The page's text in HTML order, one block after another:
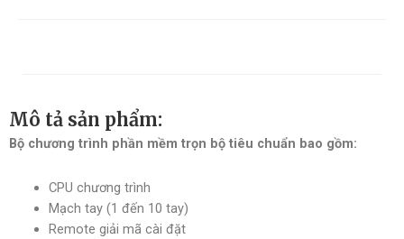
Mô tả sản phẩm:
Bộ chương trình phần mềm trọn bộ tiêu chuẩn bao gồm:
CPU chương trình
Mạch tay (1 đến 10 tay)
Remote giải mã cài đặt